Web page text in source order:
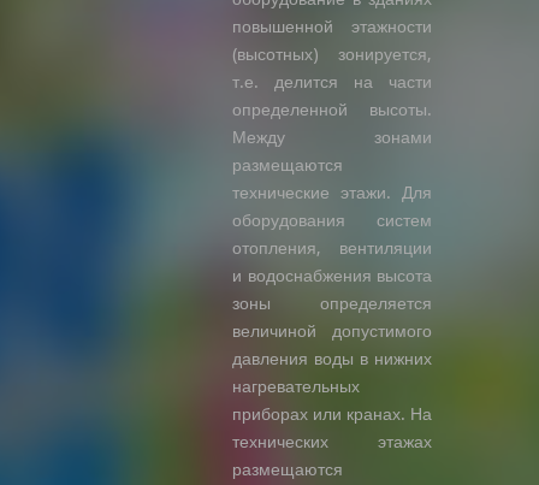
повышенной этажности
(высотных) зонируется,
т.е. делится на части
определенной высоты.
Между зонами
размещаются
технические этажи. Для
оборудования систем
отопления, вентиляции
и водоснабжения высота
зоны определяется
величиной допустимого
давления воды в нижних
нагревательных
приборах или кранах. На
технических этажах
размещаются